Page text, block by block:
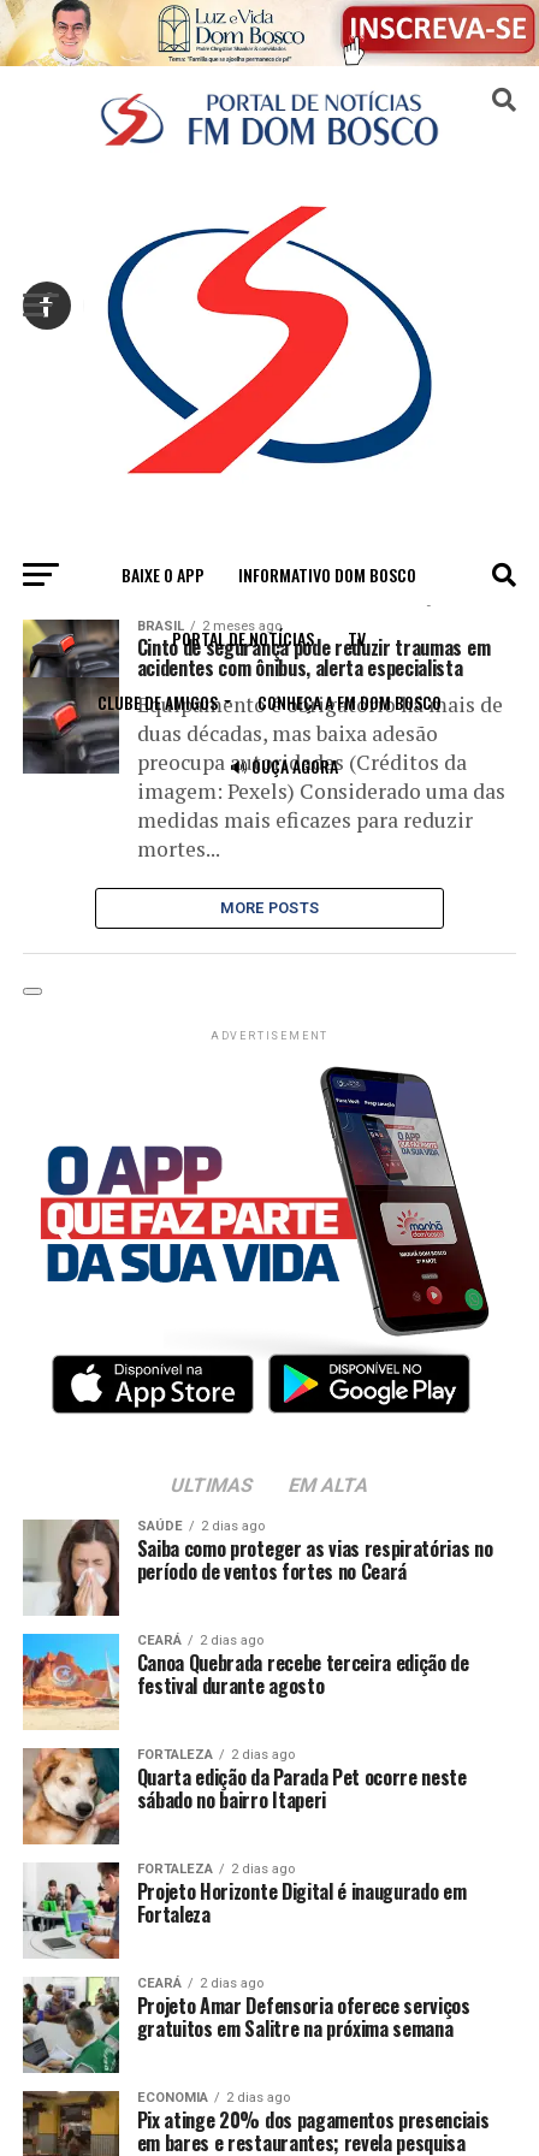
BAIXE O APP INFORMATIVO DOM BOSCO
PORTAL DE NOTÍCIAS TV
CLUBE DE AMIGOS CONHEÇA A FM DOM BOSCO
🔊 OUÇA AGORA
All posts tagged "cinto de segurança"
BRASIL 2 meses ago
Cinto de segurança pode reduzir traumas em
acidentes com ônibus, alerta especialista
Equipamento é obrigatório há mais de
duas décadas, mas baixa adesão
preocupa autoridades (Créditos da
imagem: Pexels) Considerado uma das
medidas mais eficazes para reduzir
mortes...
MORE POSTS
ADVERTISEMENT
ULTIMAS EM ALTA
SAÚDE 2 dias ago
Saiba como proteger as vias respiratórias no
período de ventos fortes no Ceará
CEARÁ 2 dias ago
Canoa Quebrada recebe terceira edição de
festival durante agosto
FORTALEZA 2 dias ago
Quarta edição da Parada Pet ocorre neste
sábado no bairro Itaperi
FORTALEZA 2 dias ago
Projeto Horizonte Digital é inaugurado em
Fortaleza
CEARÁ 2 dias ago
Projeto Amar Defensoria oferece serviços
gratuitos em Salitre na próxima semana
ECONOMIA 2 dias ago
Pix atinge 20% dos pagamentos presenciais
em bares e restaurantes; revela pesquisa
Sair da versão mobile